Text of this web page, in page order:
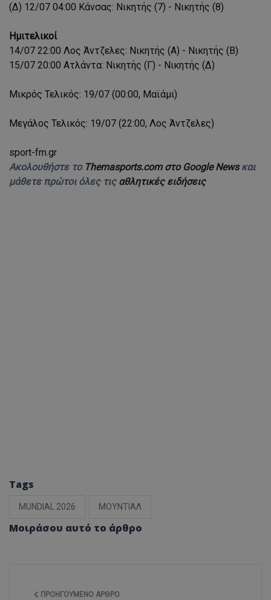
(Δ) 12/07 04:00 Κάνσας: Νικητής (7) - Νικητής (8)
Ημιτελικοί
14/07 22:00 Λος Άντζελες: Νικητής (Α) - Νικητής (Β)
15/07 20:00 Ατλάντα: Νικητής (Γ) - Νικητής (Δ)
Μικρός Τελικός: 19/07 (00:00, Μαϊάμι)
Μεγάλος Τελικός: 19/07 (22:00, Λος Άντζελες)
sport-fm.gr
Ακολουθήστε το Themasports.com στο Google Newsκαι
μάθετε πρώτοι όλες τις αθλητικές ειδήσεις
Tags
MUNDIAL 2026 ΜΟΥΝΤΙΑΛ
Μοιράσου αυτό το άρθρο
ΠΡΟΗΓΟΎΜΕΝΟ ΆΡΘΡΟ